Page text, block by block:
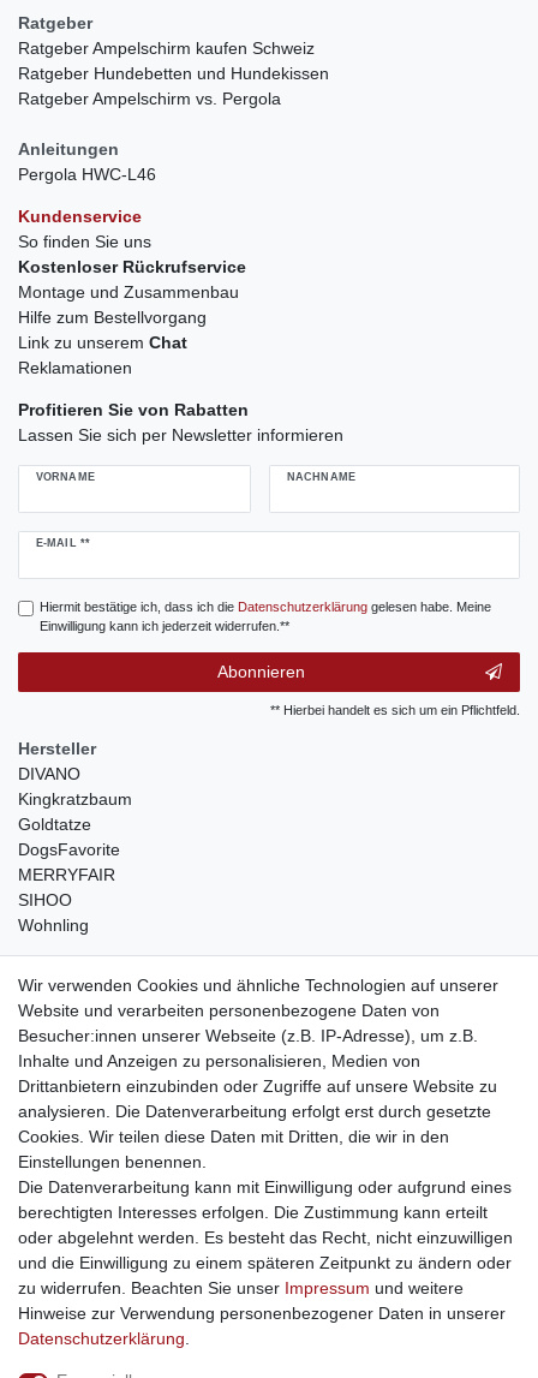
Ratgeber
Ratgeber Ampelschirm kaufen Schweiz
Ratgeber Hundebetten und Hundekissen
Ratgeber Ampelschirm vs. Pergola
Anleitungen
Pergola HWC-L46
Kundenservice
So finden Sie uns
Kostenloser Rückrufservice
Montage und Zusammenbau
Hilfe zum Bestellvorgang
Link zu unserem Chat
Reklamationen
Profitieren Sie von Rabatten
Lassen Sie sich per Newsletter informieren
VORNAME NACHNAME
E-MAIL **
Newsletter
Hiermit bestätige ich, dass ich die Daten­schutz­erklärunggelesen habe. Meine
Einwilligung kann ich jederzeit widerrufen.**
Abonnieren
** Hierbei handelt es sich um ein Pflichtfeld.
Hersteller
DIVANO
Kingkratzbaum
Goldtatze
DogsFavorite
MERRYFAIR
SIHOO
Wohnling
weitere Shops
traumlampen- Lampen und Kronleuchter
kinderwagencenter- Exklusive und günstige Kinderwagen
gastrogeraete24- alles für Gastronomie und Imbiss
soziale Medien
Facebook
sicher einkaufen
Sichere Bestellung und Zahlung via SSL Verschlüsselung
Wir verwenden Cookies und ähnliche Technologien auf unserer
Website und verarbeiten personenbezogene Daten von
Besucher:innen unserer Webseite (z.B. IP-Adresse), um z.B.
Inhalte und Anzeigen zu personalisieren, Medien von
Drittanbietern einzubinden oder Zugriffe auf unsere Website zu
analysieren. Die Datenverarbeitung erfolgt erst durch gesetzte
Cookies. Wir teilen diese Daten mit Dritten, die wir in den
Einstellungen benennen.
Die Datenverarbeitung kann mit Einwilligung oder aufgrund eines
berechtigten Interesses erfolgen. Die Zustimmung kann erteilt
oder abgelehnt werden. Es besteht das Recht, nicht einzuwilligen
und die Einwilligung zu einem späteren Zeitpunkt zu ändern oder
zu widerrufen. Beachten Sie unser Impressum und weitere
Hinweise zur Verwendung personenbezogener Daten in unserer
Daten­schutz­erklärung